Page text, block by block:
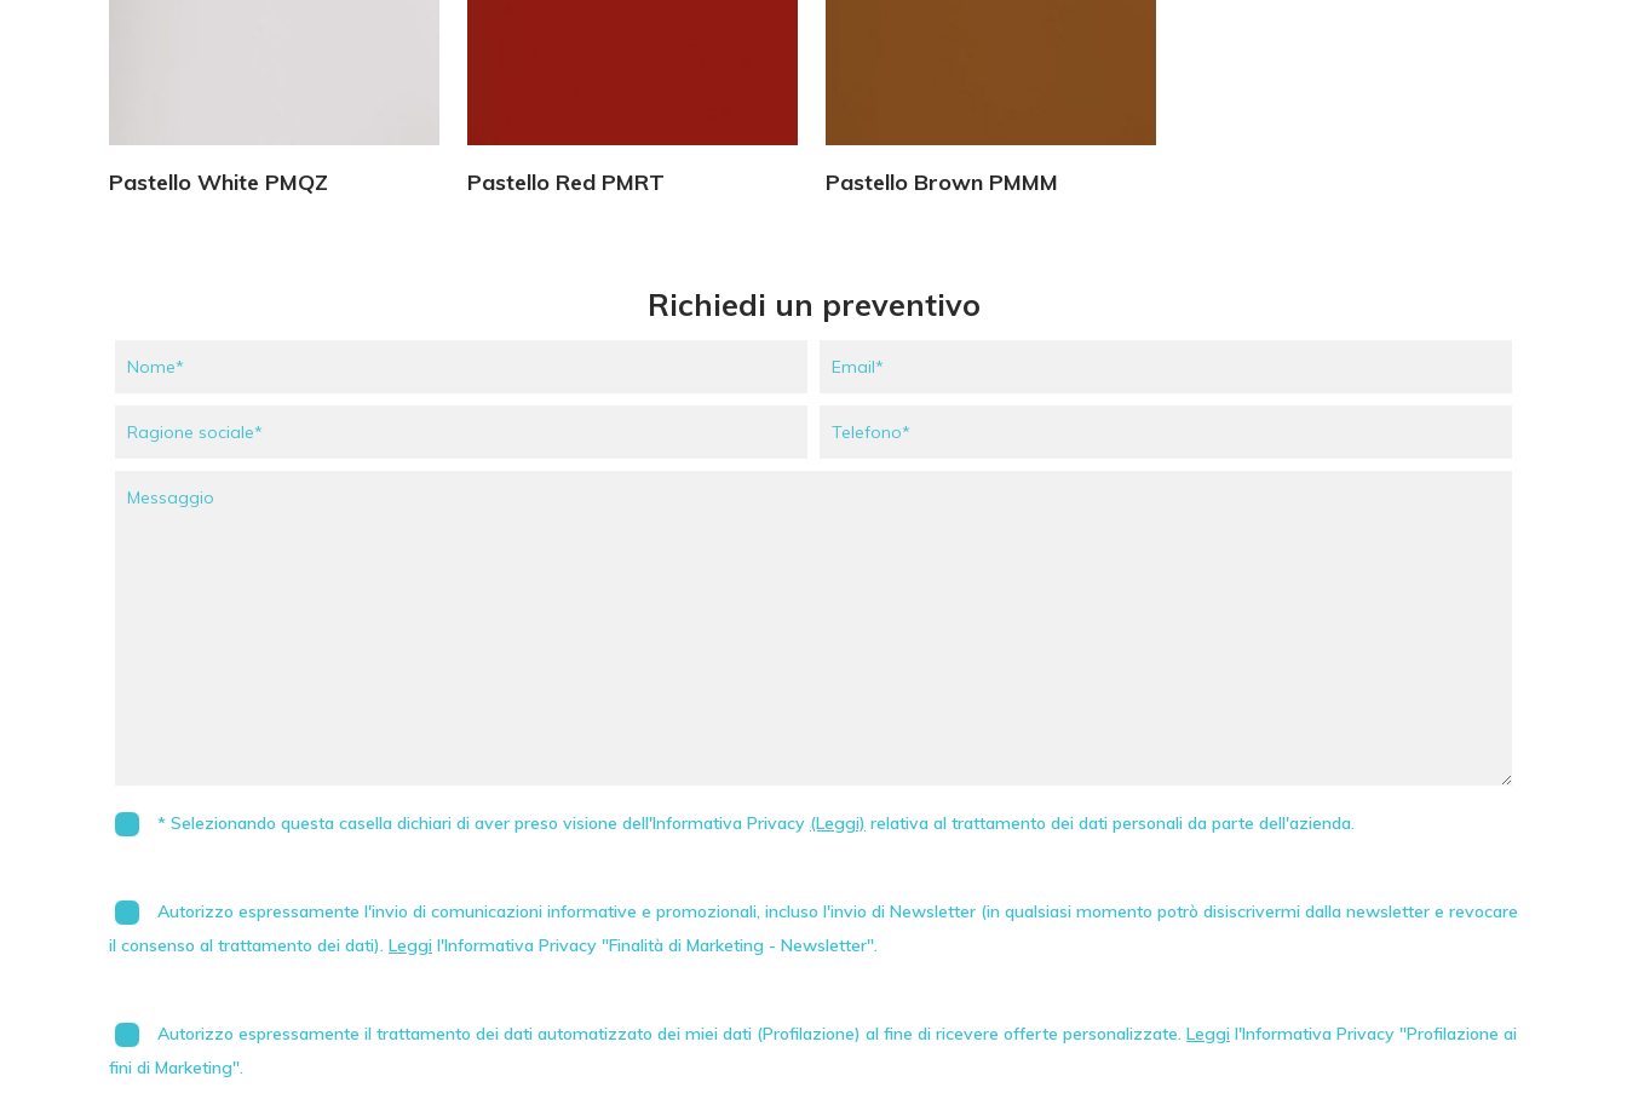
Pastello White PMQZ Pastello Red PMRT Pastello Brown PMMM
Richiedi un preventivo
* Selezionando questa casella dichiari di aver preso visione dell'Informativa Privacy (Leggi) relativa al trattamento dei dati personali da parte dell'azienda.
Autorizzo espressamente l'invio di comunicazioni informative e promozionali, incluso l'invio di Newsletter (in qualsiasi momento potrò disiscrivermi dalla newsletter e revocare
il consenso al trattamento dei dati). Leggi l'Informativa Privacy "Finalità di Marketing - Newsletter".
Autorizzo espressamente il trattamento dei dati automatizzato dei miei dati (Profilazione) al fine di ricevere offerte personalizzate. Leggi l'Informativa Privacy "Profilazione ai
fini di Marketing".